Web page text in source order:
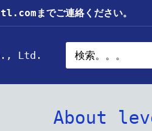
までご連絡ください。
Ltd.
About